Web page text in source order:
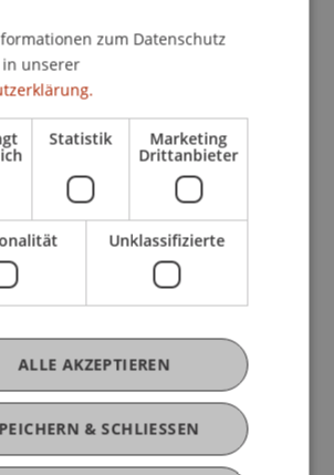
Bachelor
| mit Christina Philipp
unserere Student Ambassadors |
und Abschied | mit
an
zum Datenschutz
unserer
Statistik Marketing
Drittanbieter
Unklassifizierte
& SCHLIESSEN
ALLE AKZEPTIEREN